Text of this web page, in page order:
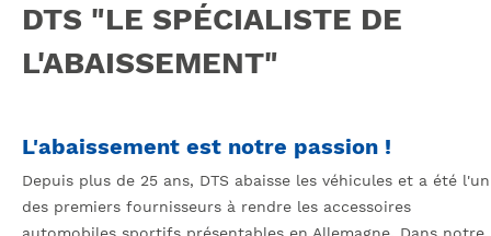
DTS "LE SPÉCIALISTE DE
L'ABAISSEMENT"
L'abaissement est notre passion !
Depuis plus de 25 ans, DTS abaisse les véhicules et a été l'un
des premiers fournisseurs à rendre les accessoires
automobiles sportifs présentables en Allemagne. Dans notre